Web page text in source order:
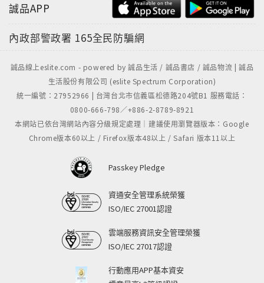
誠品APP
內政部警政署 165全民防騙網
誠品線上eslite.com - powered by 誠品生活 / 誠品書店 / 誠品物流 | 誠品
生活股份有限公司 (eslite Spectrum Corporation)
統一編號：27952966 | 台灣台北市信義區松德路204號B1 服務電話：
0800-666-798／+886-2-8789-8921
本網站已依台灣網站內容分級規定處理｜建議使用瀏覽器版本：Google
Chrome版本60以上 / Firefox版本48以上 / Safari 版本11以上
Passkey Pledge
資通安全管理系統榮獲
ISO/IEC 27001認證
雲端服務資訊安全管理榮獲
ISO/IEC 27017認證
行動應用APP基本資安